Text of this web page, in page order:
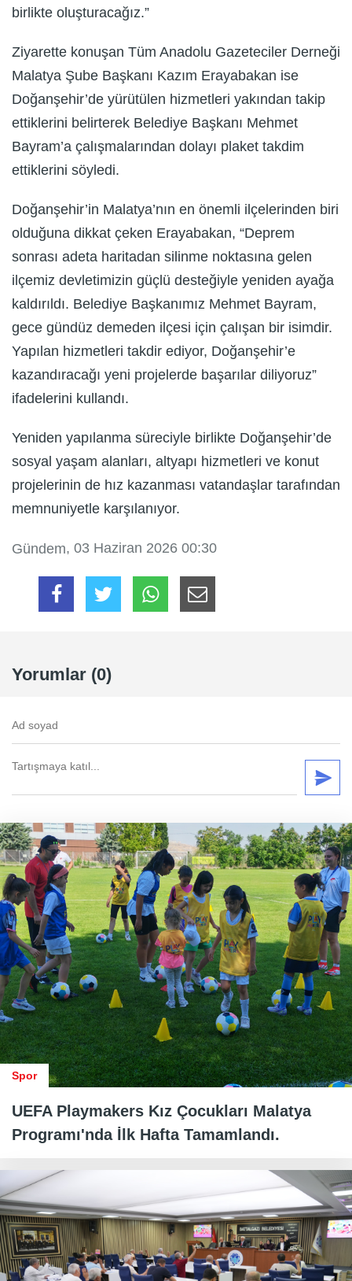
birlikte oluşturacağız.”
Ziyarette konuşan Tüm Anadolu Gazeteciler Derneği
Malatya Şube Başkanı Kazım Erayabakan ise
Doğanşehir’de yürütülen hizmetleri yakından takip
ettiklerini belirterek Belediye Başkanı Mehmet
Bayram’a çalışmalarından dolayı plaket takdim
ettiklerini söyledi.
Doğanşehir’in Malatya’nın en önemli ilçelerinden biri
olduğuna dikkat çeken Erayabakan, “Deprem
sonrası adeta haritadan silinme noktasına gelen
ilçemiz devletimizin güçlü desteğiyle yeniden ayağa
kaldırıldı. Belediye Başkanımız Mehmet Bayram,
gece gündüz demeden ilçesi için çalışan bir isimdir.
Yapılan hizmetleri takdir ediyor, Doğanşehir’e
kazandıracağı yeni projelerde başarılar diliyoruz”
ifadelerini kullandı.
Yeniden yapılanma süreciyle birlikte Doğanşehir’de
sosyal yaşam alanları, altyapı hizmetleri ve konut
projelerinin de hız kazanması vatandaşlar tarafından
memnuniyetle karşılanıyor.
Gündem, 03 Haziran 2026 00:30
Yorumlar (0)
Spor
UEFA Playmakers Kız Çocukları Malatya
Programı'nda İlk Hafta Tamamlandı.